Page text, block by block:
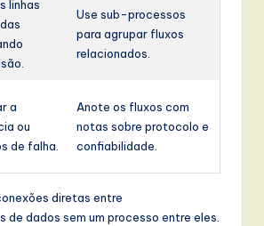
linhas
Use sub-processos
para agrupar fluxos
relacionados.
a
ou
de falha.
Anote os fluxos com
notas sobre protocolo e
confiabilidade.
diretas entre
de dados sem um processo entre eles.